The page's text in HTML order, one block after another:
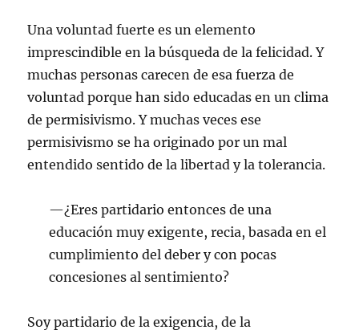
Una voluntad fuerte es un elemento
imprescindible en la búsqueda de la felicidad. Y
muchas personas carecen de esa fuerza de
voluntad porque han sido educadas en un clima
de permisivismo. Y muchas veces ese
permisivismo se ha originado por un mal
entendido sentido de la libertad y la tolerancia.
—¿Eres partidario entonces de una
educación muy exigente, recia, basada en el
cumplimiento del deber y con pocas
concesiones al sentimiento?
Soy partidario de la exigencia, de la